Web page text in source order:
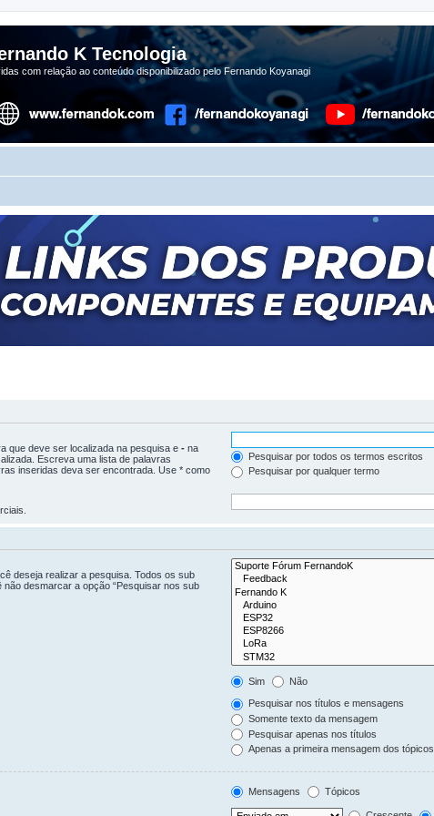
K Tecnologia
com relação ao conteúdo disponibilizado pelo Fernando Koyanagi
que deve ser localizada na pesquisa e - na
Escreva uma lista de palavras
inseridas deva ser encontrada. Use * como
Pesquisar por todos os termos escritos
Pesquisar por qualquer termo
deseja realizar a pesquisa. Todos os sub
desmarcar a opção “Pesquisar nos sub
Sim Não
Pesquisar nos títulos e mensagens
Somente texto da mensagem
Pesquisar apenas nos títulos
Apenas a primeira mensagem dos tópicos
Mensagens Tópicos